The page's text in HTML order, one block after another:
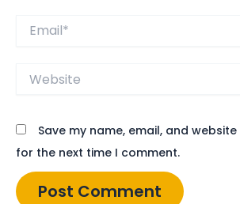
Website
Save my name, email, and
for the next time I comment.